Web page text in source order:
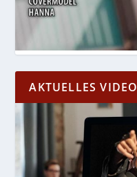
AKTUELLES VIDEO